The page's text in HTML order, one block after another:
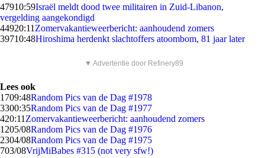
47910:59Israël meldt dood twee militairen in Zuid-Libanon,
vergelding aangekondigd
44920:11 Zomervakantieweerbericht: aanhoudend zomers
39710:48Hiroshima herdenkt slachtoffers atoombom, 81 jaar later
▼ Advertentie door Refinery89
Lees ook
1709:48Random Pics van de Dag #1978
3300:35Random Pics van de Dag #1977
420:11 Zomervakantieweerbericht: aanhoudend zomers
1205/08Random Pics van de Dag #1976
2304/08Random Pics van de Dag #1975
703/08VrijMiBabes #315 (not very sfw!)